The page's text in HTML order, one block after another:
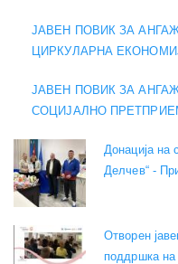
ЈАВЕН ПОВИК ЗА
ЦИРКУЛАРНА
ЈАВЕН ПОВИК ЗА
СОЦИЈАЛНО
Донација на
Делчев“ -
Отворен
поддршка на